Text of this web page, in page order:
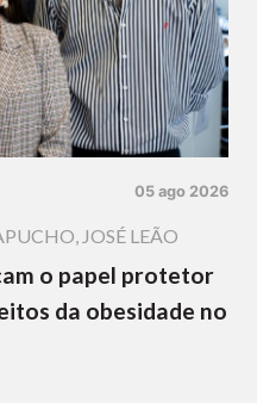
05 ago 2026
, JOSÉ LEÃO
o papel protetor
da obesidade no